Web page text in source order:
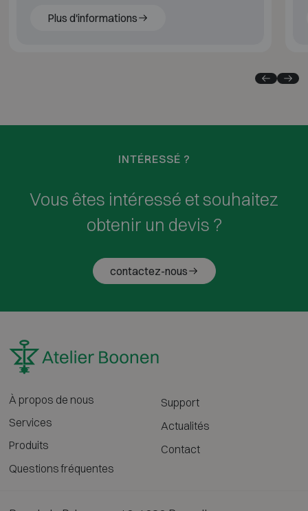
Plus d'informations
INTÉRESSÉ ?
Vous êtes intéressé et souhaitez
obtenir un devis ?
contactez-nous
À propos de nous
Services
Produits
Questions fréquentes
Support
Actualités
Contact